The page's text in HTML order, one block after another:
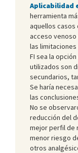
Aplicabilidad
herramienta
aquellos
acceso venoso
las
FI sea la
utilizados son
secundarios,
Se haría
las
No se
reducción del
mejor perfil de
menor riesgo
otros